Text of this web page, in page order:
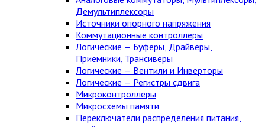
Демультиплексоры
Источники опорного напряжения
Коммутационные контроллеры
Логические — Буферы, Драйверы,
Приемники, Трансиверы
Логические — Вентили и Инверторы
Логические — Регистры сдвига
Микроконтроллеры
Микросхемы памяти
Переключатели распределения питания,